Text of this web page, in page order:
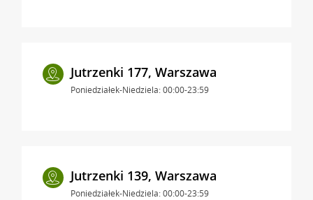
Jutrzenki 177, Warszawa
Poniedziałek-Niedziela: 00:00-23:59
Jutrzenki 139, Warszawa
Poniedziałek-Niedziela: 00:00-23:59